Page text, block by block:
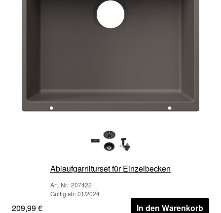
Ablaufgarniturset für Einzelbecken
Art. Nr.: 207422
Gültig ab: 01/2024
209,99 € In den Warenkorb